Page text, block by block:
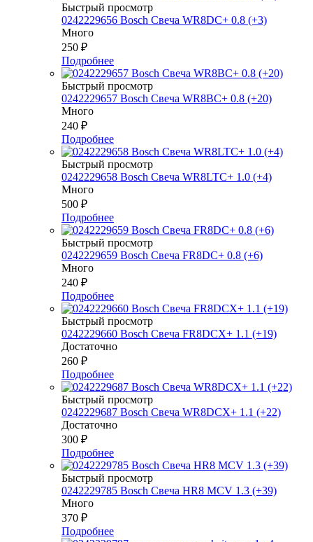
Быстрый просмотр
0242229656 Bosch Свеча WR8DC+ 0.8 (+3)
Много
250 ₽
Подробнее
Быстрый просмотр
0242229657 Bosch Свеча WR8BC+ 0.8 (+20)
Много
240 ₽
Подробнее
Быстрый просмотр
0242229658 Bosch Свеча WR8LTC+ 1.0 (+4)
Много
500 ₽
Подробнее
Быстрый просмотр
0242229659 Bosch Свеча FR8DC+ 0.8 (+6)
Много
240 ₽
Подробнее
Быстрый просмотр
0242229660 Bosch Свеча FR8DCX+ 1.1 (+19)
Достаточно
260 ₽
Подробнее
Быстрый просмотр
0242229687 Bosch Свеча WR8DCX+ 1.1 (+22)
Достаточно
300 ₽
Подробнее
Быстрый просмотр
0242229785 Bosch Свеча HR8 MCV 1.3 (+39)
Много
370 ₽
Подробнее